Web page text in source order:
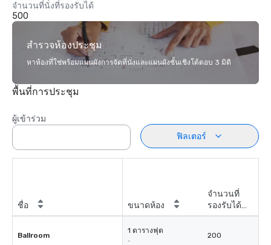
จำนวนที่นั่งที่รองรับได้
500
สำรวจห้องประชุม
หาห้องที่ใช่พร้อมแผนผังการจัดที่นั่งและแผนผังชั้นเชิงโต้ตอบ 3 มิติ
พื้นที่การประชุม
ผู้เข้าร่วม
ฟิลเตอร์
ชื่อ ขนาดห้อง
จำนวนที่
รองรับได้
สูงสุด
Ballroom
1 ตารางฟุต
-
200